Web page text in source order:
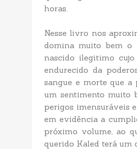
horas.
Nesse livro nos
domina muito bem o
nascido ilegitimo
endurecido da
sangue e morte que a
um sentimento muito
perigos imensuráveis
em evidência a
próximo volume, ao
querido Kaled terá um